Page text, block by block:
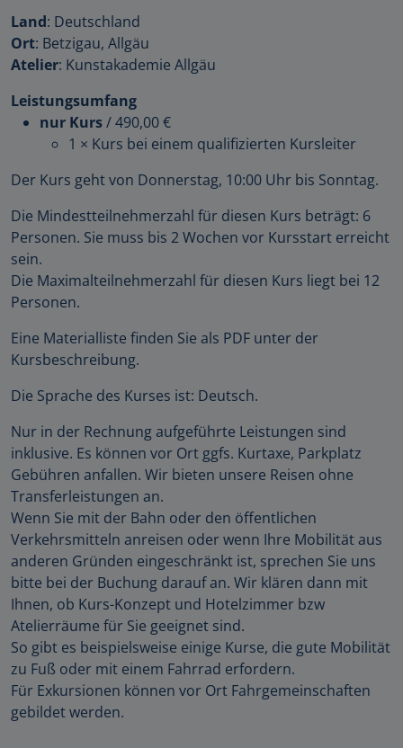
Land: Deutschland
Ort: Betzigau, Allgäu
Atelier: Kunstakademie Allgäu
Leistungsumfang
nur Kurs/490,00 €
1 × Kurs bei einem qualifizierten Kursleiter
Der Kurs geht von Donnerstag, 10:00 Uhr bis Sonntag.
Die Mindestteilnehmerzahl für diesen Kurs beträgt: 6
Personen. Sie muss bis 2 Wochen vor Kursstart erreicht
sein.
Die Maximalteilnehmerzahl für diesen Kurs liegt bei 12
Personen.
Eine Materialliste finden Sie als PDF unter der
Kursbeschreibung.
Die Sprache des Kurses ist: Deutsch.
Nur in der Rechnung aufgeführte Leistungen sind
inklusive. Es können vor Ort ggfs. Kurtaxe, Parkplatz
Gebühren anfallen. Wir bieten unsere Reisen ohne
Transferleistungen an.
Wenn Sie mit der Bahn oder den öffentlichen
Verkehrsmitteln anreisen oder wenn Ihre Mobilität aus
anderen Gründen eingeschränkt ist, sprechen Sie uns
bitte bei der Buchung darauf an. Wir klären dann mit
Ihnen, ob Kurs-Konzept und Hotelzimmer bzw
Atelierräume für Sie geeignet sind.
So gibt es beispielsweise einige Kurse, die gute Mobilität
zu Fuß oder mit einem Fahrrad erfordern.
Für Exkursionen können vor Ort Fahrgemeinschaften
gebildet werden.